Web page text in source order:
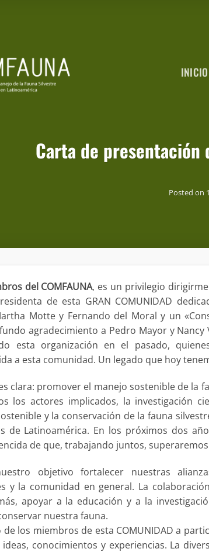
INICIO
Carta de presentación
Posted on
del COMFAUNA, es un privilegio
de esta GRAN COMUNIDAD
Motte y Fernando del Moral y un
agradecimiento a Pedro Mayor y
esta organización en el pasado,
a esta comunidad. Un legado que hoy
clara: promover el manejo sostenible de la
los actores implicados, la investigación
y la conservación de la fauna
de Latinoamérica. En los próximos dos
de que, trabajando juntos,
objetivo fortalecer nuestras
y la comunidad en general. La
apoyar a la educación y a la
nuestra fauna.
de los miembros de esta COMUNIDAD a
conocimientos y experiencias. La